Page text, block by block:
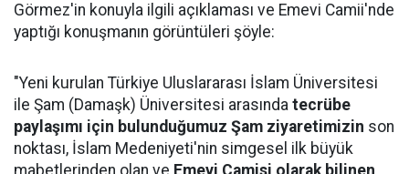
Görmez'in konuyla ilgili açıklaması ve Emevi Camii'nde
yaptığı konuşmanın görüntüleri şöyle:
"Yeni kurulan Türkiye Uluslararası İslam Üniversitesi
ile Şam (Damaşk) Üniversitesi arasında tecrübe
paylaşımı için bulunduğumuz Şam ziyaretimizin son
noktası, İslam Medeniyeti'nin simgesel ilk büyük
mabetlerinden olan ve Emevi Camisi olarak bilinen